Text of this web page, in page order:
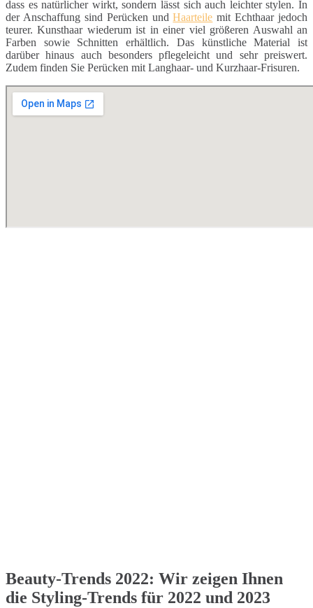
dass es natürlicher wirkt, sondern lässt sich auch leichter stylen. In
der Anschaffung sind Perücken undHaarteile mit Echthaar jedoch
teurer. Kunsthaar wiederum ist in einer viel größeren Auswahl an
Farben sowie Schnitten erhältlich. Das künstliche Material ist
darüber hinaus auch besonders pflegeleicht und sehr preiswert.
Zudem finden Sie Perücken mit Langhaar- und Kurzhaar-Frisuren.
Beauty-Trends 2022: Wir zeigen Ihnen
die Styling-Trends für 2022 und 2023